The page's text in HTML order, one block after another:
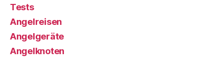
Tests
Angelreisen
Angelgeräte
Angelknoten